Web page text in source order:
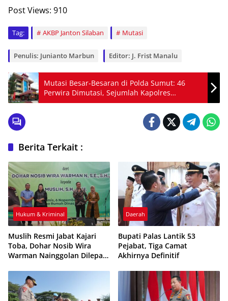
Post Views: 910
Tag: AKBP Janton Silaban Mutasi
Penulis: Junianto Marbun Editor: J. Frist Manalu
Mutasi Besar-Besaran di Polda Sumut: 46
Perwira Dimutasi, Sejumlah Kapolres
Berganti!
Berita Terkait :
Hukum & Kriminal
Muslih Resmi Jabat Kajari
Toba, Dohar Nosib Wira
Warman Nainggolan Dilepas
Daerah
Bupati Palas Lantik 53
Pejabat, Tiga Camat
Akhirnya Definitif